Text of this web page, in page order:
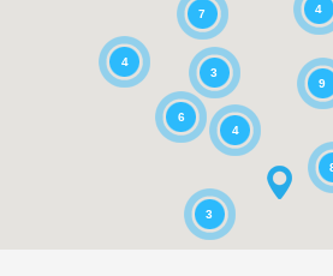
4
9
4
7
3
4
6
3